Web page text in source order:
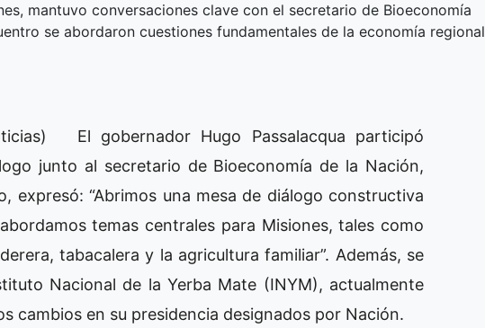
mantuvo conversaciones clave con el secretario de Bioeconomía
se abordaron cuestiones fundamentales de la economía regional
El gobernador Hugo Passalacqua participó
junto al secretario de Bioeconomía de la Nación,
expresó: “Abrimos una mesa de diálogo constructiva
temas centrales para Misiones, tales como
tabacalera y la agricultura familiar”. Además, se
Nacional de la Yerba Mate (INYM), actualmente
cambios en su presidencia designados por Nación.